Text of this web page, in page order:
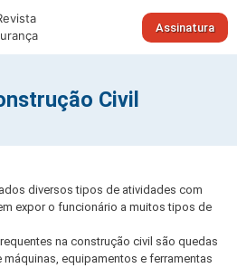
Assinatura
Civil
diversos tipos de atividades com
expor o funcionário a muitos tipos de
na construção civil são quedas
equipamentos e ferramentas